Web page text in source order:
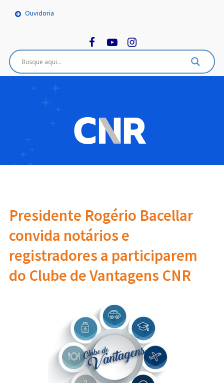
Ouvidoria
Presidente Rogério Bacellar
convida notários e
registradores a participarem
do Clube de Vantagens CNR